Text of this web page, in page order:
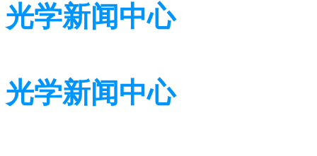
光学新闻中心
光学新闻中心